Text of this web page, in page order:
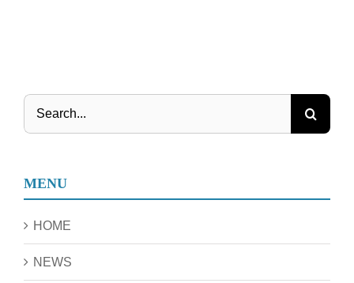
Search
MENU
HOME
NEWS